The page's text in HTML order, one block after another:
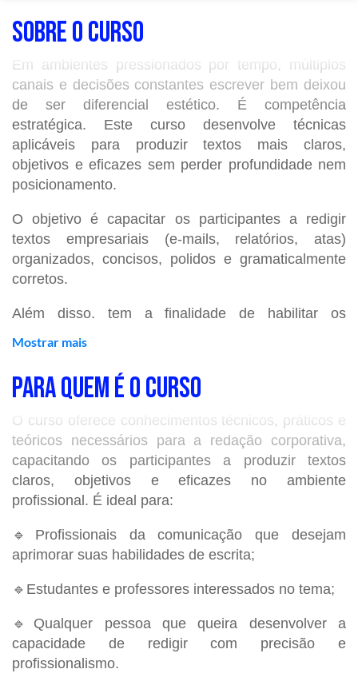
SOBRE O CURSO
Em ambientes pressionados por tempo, múltiplos
canais e decisões constantes escrever bem deixou
de ser diferencial estético. É competência
estratégica. Este curso desenvolve técnicas
aplicáveis para produzir textos mais claros,
objetivos e eficazes sem perder profundidade nem
posicionamento.
O objetivo é capacitar os participantes a redigir
textos empresariais (e-mails, relatórios, atas)
organizados, concisos, polidos e gramaticalmente
corretos.
Além disso, tem a finalidade de habilitar os
AGENDA DO CURSO
📌Data: 01, 02, 08 e 09 de junho de 2026
(segundas e terças).
📌 Horário: 19h às 22h.
📌 Local: Curso online com aulas ao vivo na
plataforma.
O QUE VOCÊ APRENDERÁ
✅Clareza como Estratégia
Mostrar mais
PARA QUEM É O CURSO
O curso oferece conhecimentos técnicos, práticos e
teóricos necessários para a redação corporativa,
capacitando os participantes a produzir textos
claros, objetivos e eficazes no ambiente
profissional. É ideal para:
🔹Profissionais da comunicação que desejam
aprimorar suas habilidades de escrita;
🔹Estudantes e professores interessados no tema;
🔹Qualquer pessoa que queira desenvolver a
capacidade de redigir com precisão e
profissionalismo.